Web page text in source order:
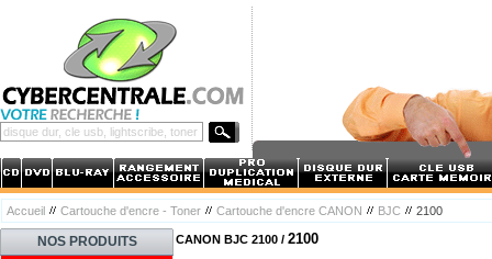
Accueil Cartouche d'encre - Toner Cartouche d'encre CANON BJC 2100
NOS PRODUITS CANON BJC 2100 / 2100